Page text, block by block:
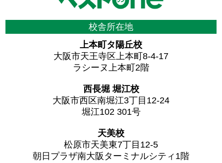
校舎所在地
上本町タ陽丘校
大阪市天王寺区上本町8-4-17
ラシーヌ上本町2階
西長堀 堀江校
大阪市西区南堀江3丁目12-24
堀江102 301号
天美校
松原市天美東7丁目12-5
朝日プラザ南大阪ターミナルシティ1階